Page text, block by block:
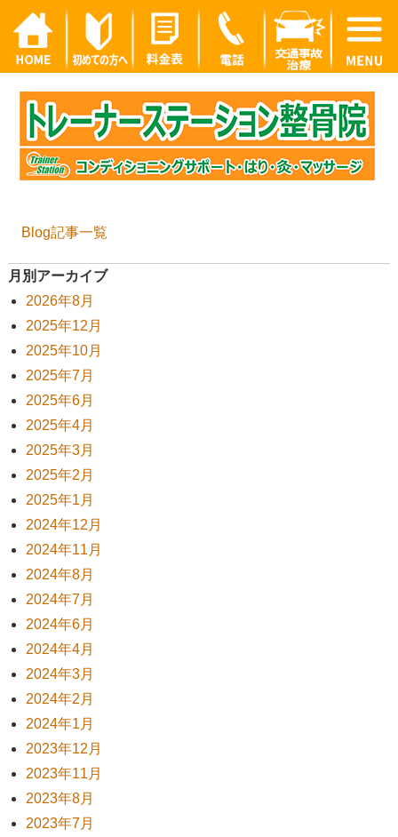
Blog記事一覧
月別アーカイブ
2026年8月
2025年12月
2025年10月
2025年7月
2025年6月
2025年4月
2025年3月
2025年2月
2025年1月
2024年12月
2024年11月
2024年8月
2024年7月
2024年6月
2024年4月
2024年3月
2024年2月
2024年1月
2023年12月
2023年11月
2023年8月
2023年7月